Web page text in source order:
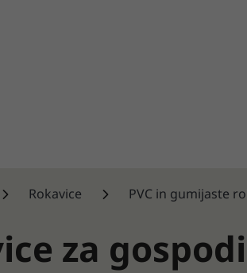
Rokavice PVC in gumijaste
za